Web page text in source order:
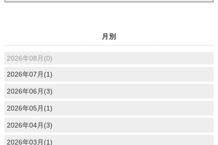
月別
2026年08月(0)
2026年07月(1)
2026年06月(3)
2026年05月(1)
2026年04月(3)
2026年03月(1)